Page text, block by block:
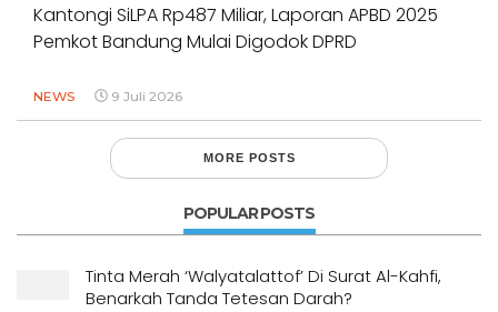
Kantongi SiLPA Rp487 Miliar, Laporan APBD 2025
Pemkot Bandung Mulai Digodok DPRD
NEWS 9 Juli 2026
MORE POSTS
POPULAR POSTS
Tinta Merah ‘Walyatalattof’ Di Surat Al-Kahfi,
Benarkah Tanda Tetesan Darah?